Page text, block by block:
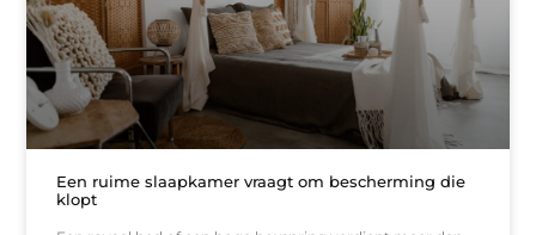
Een ruime slaapkamer vraagt om bescherming die
klopt